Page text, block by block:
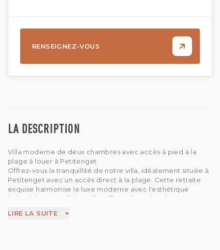
LA DESCRIPTION
Villa moderne de deux chambres avec accès à pied à la
plage à louer à Petitenget
Offrez-vous la tranquillité de notre villa, idéalement située à
Petitenget avec un accès direct à la plage. Cette retraite
exquise harmonise le luxe moderne avec l'esthétique
indonésienne traditionnelle, offrant deux chambres, un
clients exigeants en quête d'une escapade paisible à
LIRE LA SUITE
RENSEIGNEZ-VOUS